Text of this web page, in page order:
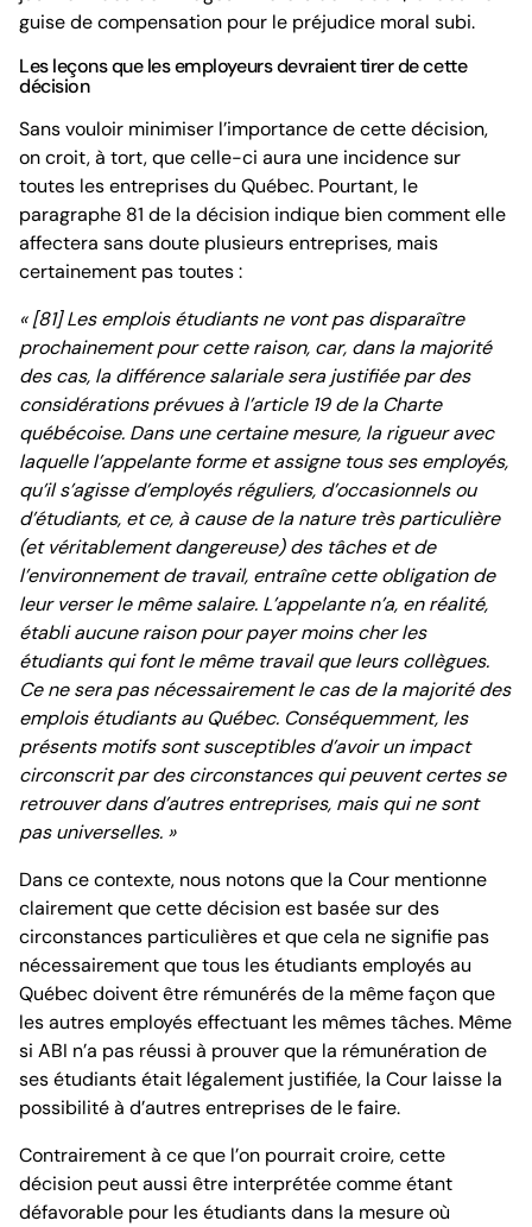
guise de compensation pour le préjudice moral subi.
Les leçons que les employeurs devraient tirer de cette
décision
Sans vouloir minimiser l’importance de cette décision,
on croit, à tort, que celle-ci aura une incidence sur
toutes les entreprises du Québec. Pourtant, le
paragraphe 81 de la décision indique bien comment elle
affectera sans doute plusieurs entreprises, mais
certainement pas toutes :
« [81] Les emplois étudiants ne vont pas disparaître
prochainement pour cette raison, car, dans la majorité
des cas, la différence salariale sera justifiée par des
considérations prévues à l’article 19 de la Charte
québécoise. Dans une certaine mesure, la rigueur avec
laquelle l’appelante forme et assigne tous ses employés,
qu’il s’agisse d’employés réguliers, d’occasionnels ou
d’étudiants, et ce, à cause de la nature très particulière
(et véritablement dangereuse) des tâches et de
l’environnement de travail, entraîne cette obligation de
leur verser le même salaire. L’appelante n’a, en réalité,
établi aucune raison pour payer moins cher les
étudiants qui font le même travail que leurs collègues.
Ce ne sera pas nécessairement le cas de la majorité des
emplois étudiants au Québec. Conséquemment, les
présents motifs sont susceptibles d’avoir un impact
circonscrit par des circonstances qui peuvent certes se
retrouver dans d’autres entreprises, mais qui ne sont
pas universelles. »
Dans ce contexte, nous notons que la Cour mentionne
clairement que cette décision est basée sur des
circonstances particulières et que cela ne signifie pas
nécessairement que tous les étudiants employés au
Québec doivent être rémunérés de la même façon que
les autres employés effectuant les mêmes tâches. Même
si ABI n’a pas réussi à prouver que la rémunération de
ses étudiants était légalement justifiée, la Cour laisse la
possibilité à d’autres entreprises de le faire.
Contrairement à ce que l’on pourrait croire, cette
décision peut aussi être interprétée comme étant
défavorable pour les étudiants dans la mesure où